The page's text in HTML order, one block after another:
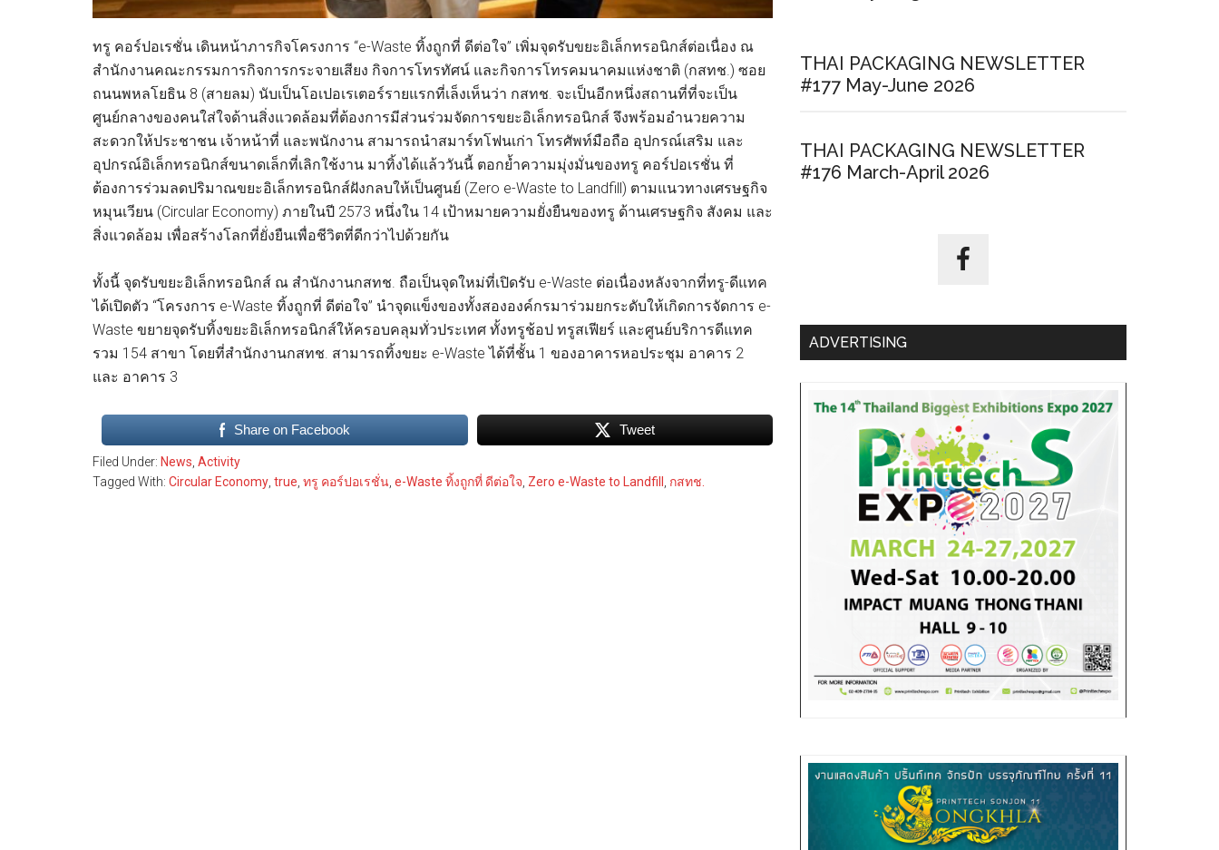
ทรู คอร์ปอเรชั่น เดินหน้าภารกิจโครงการ “e-Waste ทิ้งถูกที่ ดีต่อใจ” เพิ่มจุดรับขยะอิเล็กทรอนิกส์ต่อเนื่อง ณ
สำนักงานคณะกรรมการกิจการกระจายเสียง กิจการโทรทัศน์ และกิจการโทรคมนาคมแห่งชาติ (กสทช.) ซอย
ถนนพหลโยธิน 8 (สายลม) นับเป็นโอเปอเรเตอร์รายแรกที่เล็งเห็นว่า กสทช. จะเป็นอีกหนึ่งสถานที่ที่จะเป็น
ศูนย์กลางของคนใส่ใจด้านสิ่งแวดล้อมที่ต้องการมีส่วนร่วมจัดการขยะอิเล็กทรอนิกส์ จึงพร้อมอำนวยความ
สะดวกให้ประชาชน เจ้าหน้าที่ และพนักงาน สามารถนำสมาร์ทโฟนเก่า โทรศัพท์มือถือ อุปกรณ์เสริม และ
อุปกรณ์อิเล็กทรอนิกส์ขนาดเล็กที่เลิกใช้งาน มาทิ้งได้แล้ววันนี้ ตอกย้ำความมุ่งมั่นของทรู คอร์ปอเรชั่น ที่
ต้องการร่วมลดปริมาณขยะอิเล็กทรอนิกส์ฝังกลบให้เป็นศูนย์ (Zero e-Waste to Landfill) ตามแนวทางเศรษฐกิจ
หมุนเวียน (Circular Economy) ภายในปี 2573 หนึ่งใน 14 เป้าหมายความยั่งยืนของทรู ด้านเศรษฐกิจ สังคม และ
สิ่งแวดล้อม เพื่อสร้างโลกที่ยั่งยืนเพื่อชีวิตที่ดีกว่าไปด้วยกัน
ทั้งนี้ จุดรับขยะอิเล็กทรอนิกส์ ณ สำนักงานกสทช. ถือเป็นจุดใหม่ที่เปิดรับ e-Waste ต่อเนื่องหลังจากที่ทรู-ดีแทค
ได้เปิดตัว “โครงการ e-Waste ทิ้งถูกที่ ดีต่อใจ” นำจุดแข็งของทั้งสององค์กรมาร่วมยกระดับให้เกิดการจัดการ e-
Waste ขยายจุดรับทิ้งขยะอิเล็กทรอนิกส์ให้ครอบคลุมทั่วประเทศ ทั้งทรูช้อป ทรูสเฟียร์ และศูนย์บริการดีแทค
รวม 154 สาขา โดยที่สำนักงานกสทช. สามารถทิ้งขยะ e-Waste ได้ที่ชั้น 1 ของอาคารหอประชุม อาคาร 2
และ อาคาร 3
Share on Facebook Tweet
Filed Under: News Activity
Tagged With: Circular Economy true ทรู คอร์ปอเรชั่น e-Waste ทิ้งถูกที่ ดีต่อใจ Zero e-Waste to Landfill กสทช.
THAI PACKAGING NEWSLETTER
#177 May-June 2026
THAI PACKAGING NEWSLETTER
#176 March-April 2026
ADVERTISING